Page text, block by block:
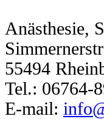
Anästhesie,
55494
Tel.: 06764-
E-mail: